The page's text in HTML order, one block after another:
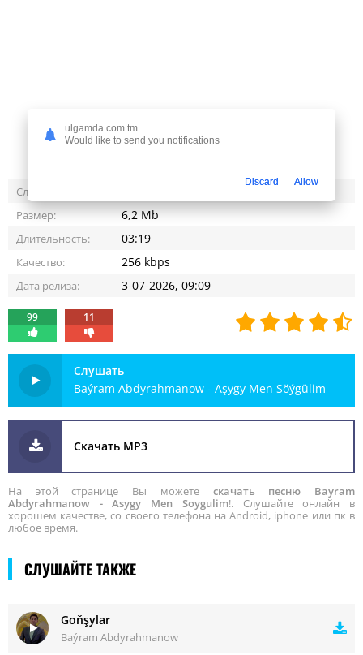
Слушали:
Размер: 6,2 Mb
Длительность: 03:19
Качество: 256 kbps
Дата релиза: 3-07-2026, 09:09
99 11
Слушать
Baýram Abdyrahmanow - Aşygy Men Söýgülim
Скачать MP3
На этой странице Вы можете скачать песню Bayram
Abdyrahmanow - Asygy Men Soygulim!. Слушайте онлайн в
хорошем качестве, со своего телефона на Android, iphone или пк в
любое время.
СЛУШАЙТЕ ТАКЖЕ
Goňşylar
Baýram Abdyrahmanow
ulgamda.com.tm
Would like to send you notifications
Discard Allow